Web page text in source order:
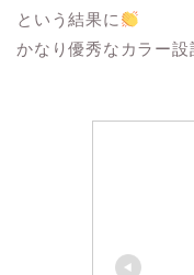
という結果に
かなり優秀なカラー設